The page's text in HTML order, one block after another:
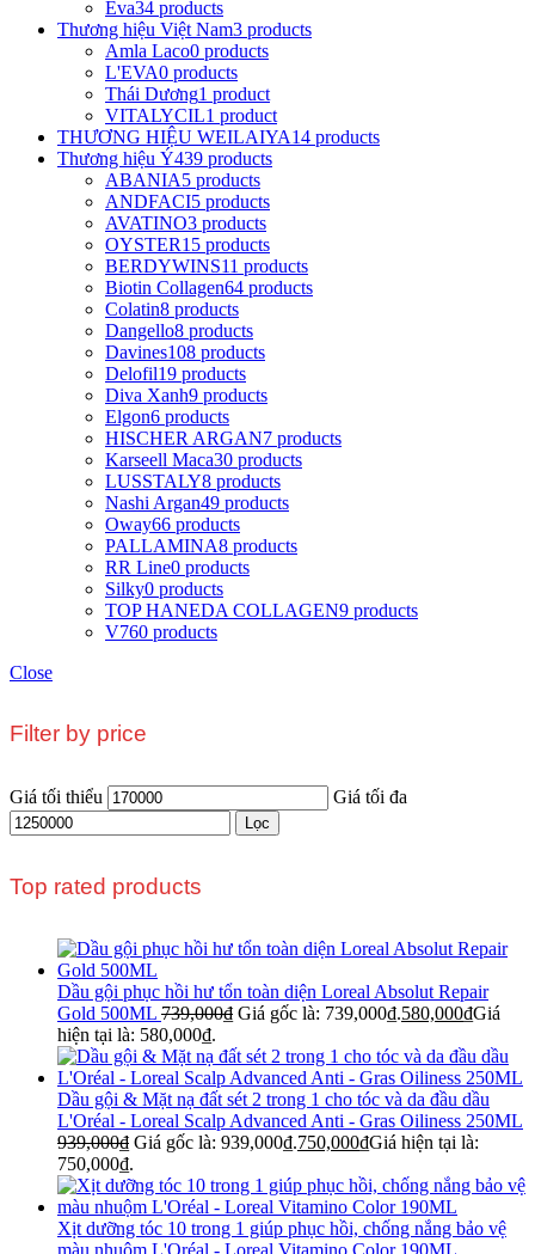
Eva34 products
Thương hiệu Việt Nam3 products
Amla Laco0 products
L'EVA0 products
Thái Dương1 product
VITALYCIL1 product
THƯƠNG HIỆU WEILAIYA14 products
Thương hiệu Ý439 products
ABANIA5 products
ANDFACI5 products
AVATINO3 products
OYSTER15 products
BERDYWINS11 products
Biotin Collagen64 products
Colatin8 products
Dangello8 products
Davines108 products
Delofil19 products
Diva Xanh9 products
Elgon6 products
HISCHER ARGAN7 products
Karseell Maca30 products
LUSSTALY8 products
Nashi Argan49 products
Oway66 products
PALLAMINA8 products
RR Line0 products
Silky0 products
TOP HANEDA COLLAGEN9 products
V760 products
Close
Filter by price
Giá tối thiểu Giá tối đa
Lọc
Top rated products
Dầu gội phục hồi hư tổn toàn diện Loreal Absolut Repair
Gold 500ML 739,000₫ Giá gốc là: 739,000₫.580,000₫Giá
hiện tại là: 580,000₫.
Dầu gội & Mặt nạ đất sét 2 trong 1 cho tóc và da đầu dầu
L'Oréal - Loreal Scalp Advanced Anti - Gras Oiliness 250ML
939,000₫ Giá gốc là: 939,000₫.750,000₫Giá hiện tại là:
750,000₫.
Xịt dưỡng tóc 10 trong 1 giúp phục hồi, chống nắng bảo vệ
màu nhuộm L'Oréal - Loreal Vitamino Color 190ML